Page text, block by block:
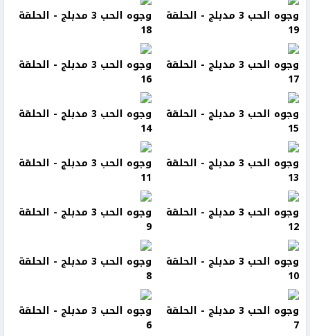
وجوه الحب 3 مدبلج - الحلقة
19
وجوه الحب 3 مدبلج - الحلقة
18
وجوه الحب 3 مدبلج - الحلقة
17
وجوه الحب 3 مدبلج - الحلقة
16
وجوه الحب 3 مدبلج - الحلقة
15
وجوه الحب 3 مدبلج - الحلقة
14
وجوه الحب 3 مدبلج - الحلقة
13
وجوه الحب 3 مدبلج - الحلقة
11
وجوه الحب 3 مدبلج - الحلقة
12
وجوه الحب 3 مدبلج - الحلقة
9
وجوه الحب 3 مدبلج - الحلقة
10
وجوه الحب 3 مدبلج - الحلقة
8
وجوه الحب 3 مدبلج - الحلقة
7
وجوه الحب 3 مدبلج - الحلقة
6